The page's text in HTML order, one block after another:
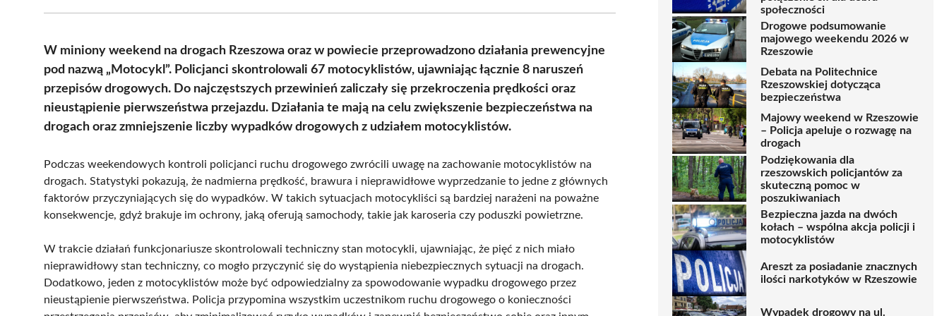
(Twitter)
W miniony weekend na drogach Rzeszowa oraz w powiecie przeprowadzono działania prewencyjne
pod nazwą „Motocykl”. Policjanci skontrolowali 67 motocyklistów, ujawniając łącznie 8 naruszeń
przepisów drogowych. Do najczęstszych przewinień zaliczały się przekroczenia prędkości oraz
nieustąpienie pierwszeństwa przejazdu. Działania te mają na celu zwiększenie bezpieczeństwa na
drogach oraz zmniejszenie liczby wypadków drogowych z udziałem motocyklistów.
Podczas weekendowych kontroli policjanci ruchu drogowego zwrócili uwagę na zachowanie motocyklistów na
drogach. Statystyki pokazują, że nadmierna prędkość, brawura i nieprawidłowe wyprzedzanie to jedne z głównych
faktorów przyczyniających się do wypadków. W takich sytuacjach motocykliści są bardziej narażeni na poważne
konsekwencje, gdyż brakuje im ochrony, jaką oferują samochody, takie jak karoseria czy poduszki powietrzne.
W trakcie działań funkcjonariusze skontrolowali techniczny stan motocykli, ujawniając, że pięć z nich miało
nieprawidłowy stan techniczny, co mogło przyczynić się do wystąpienia niebezpiecznych sytuacji na drogach.
Dodatkowo, jeden z motocyklistów może być odpowiedzialny za spowodowanie wypadku drogowego przez
nieustąpienie pierwszeństwa. Policja przypomina wszystkim uczestnikom ruchu drogowego o konieczności
społeczności
Drogowe podsumowanie
majowego weekendu 2026 w
Rzeszowie
Debata na Politechnice
Rzeszowskiej dotycząca
bezpieczeństwa
Majowy weekend w Rzeszowie
– Policja apeluje o rozwagę na
drogach
Podziękowania dla
rzeszowskich policjantów za
skuteczną pomoc w
poszukiwaniach
Bezpieczna jazda na dwóch
kołach – wspólna akcja policji i
motocyklistów
Areszt za posiadanie znacznych
ilości narkotyków w Rzeszowie
Wypadek drogowy na ul.